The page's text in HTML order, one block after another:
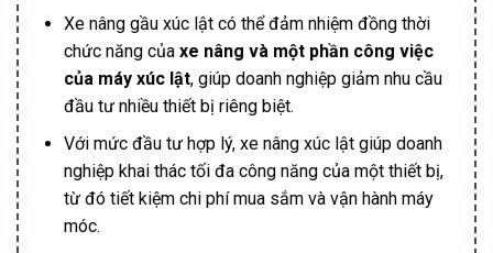
Xe nâng gầu xúc lật có thể đảm nhiệm đồng thời
chức năng của xe nâng và một phần công việc
của máy xúc lật, giúp doanh nghiệp giảm nhu cầu
đầu tư nhiều thiết bị riêng biệt.
Với mức đầu tư hợp lý, xe nâng xúc lật giúp doanh
nghiệp khai thác tối đa công năng của một thiết bị,
từ đó tiết kiệm chi phí mua sắm và vận hành máy
móc.